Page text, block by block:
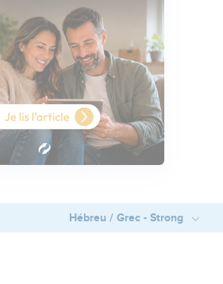
Hébreu / Grec - Strong